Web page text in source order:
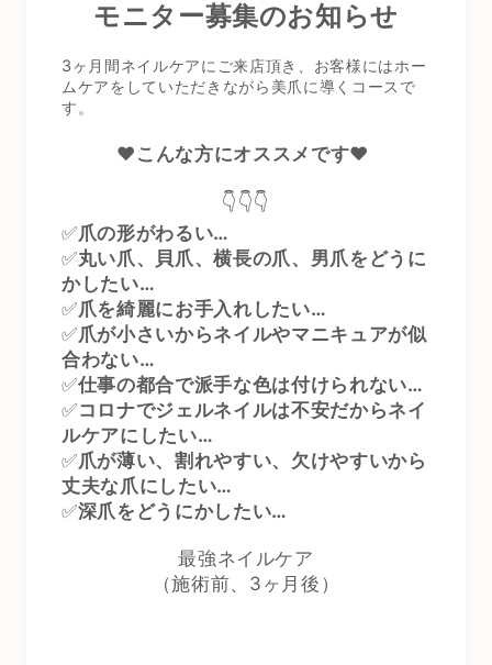
モニター募集のお知らせ
3 ヶ月間ネイルケアにご来店頂き、お客様にはホー
ムケアをしていただきながら美爪に導くコースで
す。
❤️ こんな方にオススメです❤️
👇👇👇
✅爪の形がわるい…
✅丸い爪、貝爪、横長の爪、男爪をどうに
かしたい…
✅爪を綺麗にお手入れしたい…
✅爪が小さいからネイルやマニキュアが似
合わない…
✅仕事の都合で派手な色は付けられない…
✅コロナでジェルネイルは不安だからネイ
ルケアにしたい…
✅爪が薄い、割れやすい、欠けやすいから
丈夫な爪にしたい…
✅深爪をどうにかしたい…
最強ネイルケア
（施術前、3ヶ月後）